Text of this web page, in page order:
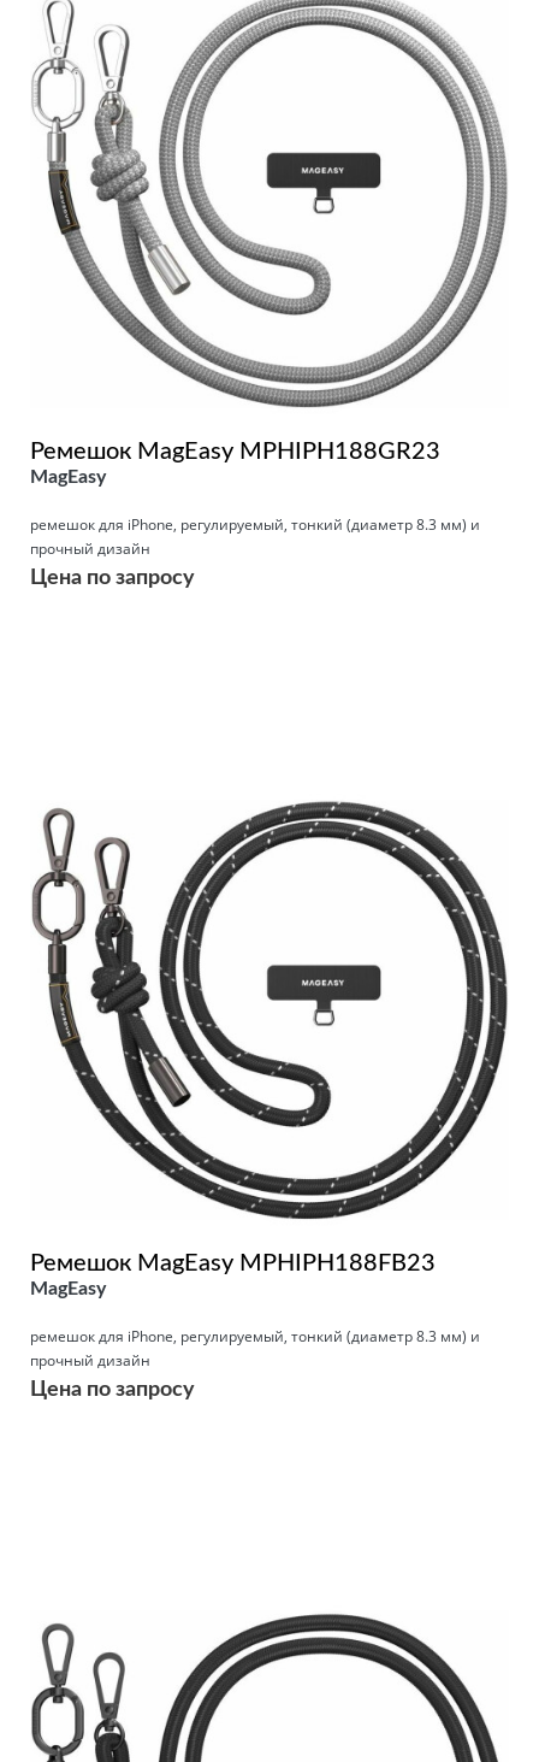
Ремешок MagEasy MPHIPH188GR23
MagEasy
ремешок для iPhone, регулируемый, тонкий (диаметр 8.3 мм) и
прочный дизайн
Цена по запросу
Ремешок MagEasy MPHIPH188FB23
MagEasy
ремешок для iPhone, регулируемый, тонкий (диаметр 8.3 мм) и
прочный дизайн
Цена по запросу